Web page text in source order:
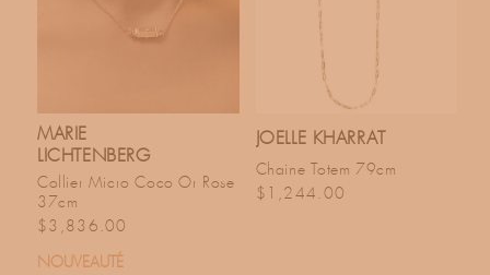
MARIE
LICHTENBERG
Collier Micro Coco Or Rose
37cm
Prix habituel
$3,836.00
NOUVEAUTÉ
JOELLE KHARRAT
Chaine Totem 79cm
Prix habituel
$1,244.00